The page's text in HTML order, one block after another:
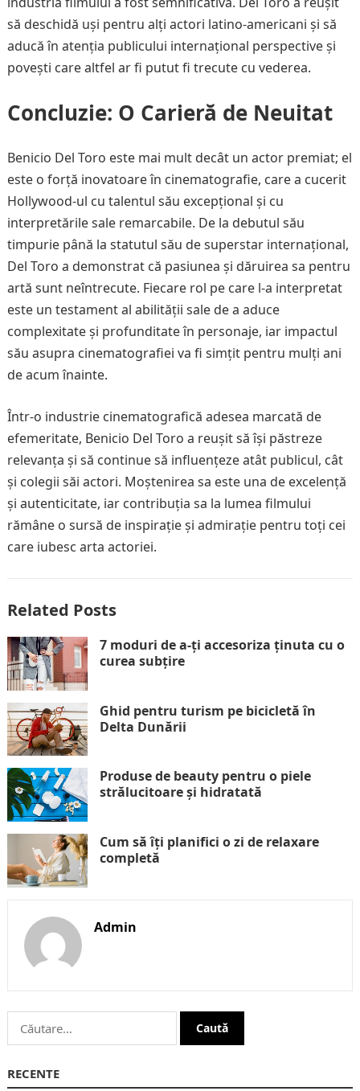
să deschidă uși pentru alți actori latino-americani și să
aducă în atenția publicului internațional perspective și
povești care altfel ar fi putut fi trecute cu vederea.
Concluzie: O Carieră de Neuitat
Benicio Del Toro este mai mult decât un actor premiat; el
este o forță inovatoare în cinematografie, care a cucerit
Hollywood-ul cu talentul său excepțional și cu
interpretările sale remarcabile. De la debutul său
timpurie până la statutul său de superstar internațional,
Del Toro a demonstrat că pasiunea și dăruirea sa pentru
artă sunt neîntrecute. Fiecare rol pe care l-a interpretat
este un testament al abilității sale de a aduce
complexitate și profunditate în personaje, iar impactul
său asupra cinematografiei va fi simțit pentru mulți ani
de acum înainte.
Într-o industrie cinematografică adesea marcată de
efemeritate, Benicio Del Toro a reușit să își păstreze
relevanța și să continue să influențeze atât publicul, cât
și colegii săi actori. Moștenirea sa este una de excelență
și autenticitate, iar contribuția sa la lumea filmului
rămâne o sursă de inspirație și admirație pentru toți cei
care iubesc arta actoriei.
Related Posts
7 moduri de a-ți accesoriza ținuta cu o
curea subțire
Ghid pentru turism pe bicicletă în
Delta Dunării
Produse de beauty pentru o piele
strălucitoare și hidratată
Cum să îți planifici o zi de relaxare
completă
Admin
Caută
după:
RECENTE